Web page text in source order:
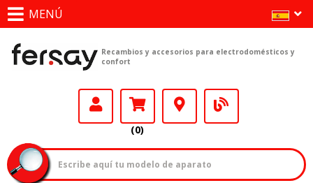
MENÚ
Recambios y accesorios para electrodomésticos y
confort
(0)